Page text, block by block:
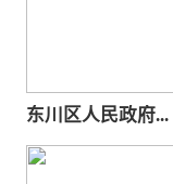
东川区人民政府...